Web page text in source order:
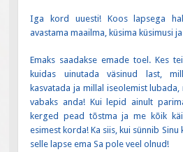
Iga kord uuesti! Koos lapsega
avastama maailma, küsima küsimusi
Emaks saadakse emade toel. Kes
kuidas uinutada väsinud last,
kasvatada ja millal iseolemist
vabaks anda! Kui lepid ainult
kerged pead tõstma ja me kõik
esimest korda! Ka siis, kui sünnib Sinu
selle lapse ema Sa pole veel olnud!